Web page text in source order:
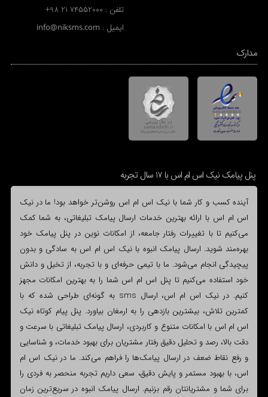
تلفن : +98 21 74552000
ایمیل : info@niksms.com
مدارک
پنل پیامک نیک اس ام اس با 17 سال تجربه
آینده کسب و کار شما با نیک اس ام اس روشن‌تر خواهد بود! ما در نیک
اس ام اس با ارائه بهترین خدمات ارسال پیامک تبلیغاتی، به شما کمک
می‌کنیم تا با تغییرات رفتار جامعه، از امکانات نوین در پنل پیامک خود
بهره‌مند شوید. ارسال پیامک انبوه با نیک اس ام اس به سادگی و بدون
پیچیدگی انجام می‌شود. ما با تیمی حرفه‌ای و با تجربه، از تخیل و دانش
خود استفاده می‌کنیم تا پنل اس ام اس شما را به بهترین امکانات مجهز
کنیم. در نیک اس ام اس، ارسال sms به گونه‌ای طراحی شده که با
کمترین تلاش، بیشترین بازدهی را به ارمغان بیاورد. پنل پیام کوتاه نیک
اس ام اس با امکانات متنوع و کاربردی، ارسال پیامک تبلیغاتی با سرعت و
دقت بالا، رصد و تحلیل دقیق رفتار مشتریان برای بهبود خدمات، و شناسایی
و رفع نقاط ضعف در ارسال پیامک‌ها را فراهم می‌کند. ما در نیک اس ام
اس، با بهبود مستمر و پایش دقیق، سعی داریم تجربه منحصر به فردی را
برای شما و مشتریانتان رقم بزنیم. ارسال پیامک انبوه در سریع‌ترین زمان